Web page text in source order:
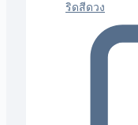
ริดสีดวง